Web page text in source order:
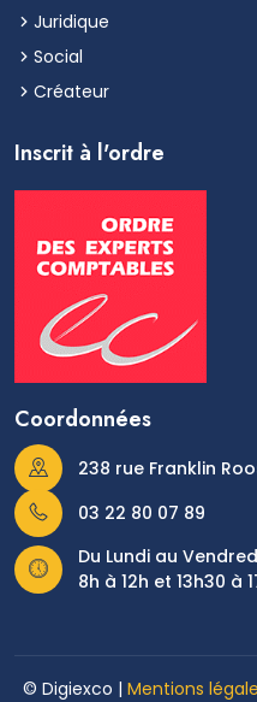
Juridique
Social
Créateur
Inscrit à l'ordre
Coordonnées
238 rue Franklin
03 22 80 07 89
Du Lundi au
8h à 12h et 13h30 à
© Digiexco | Mentions